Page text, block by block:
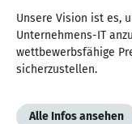
Unsere Vision ist es,
Unternehmens-IT
wettbewerbsfähige
sicherzustellen.
Alle Infos ansehen